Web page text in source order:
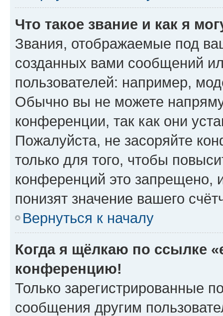
Что такое звание и как я
Звания, отображаемые под
созданных вами сообщений
пользователей: например,
Обычно вы не можете
конференции, так как они
Пожалуйста, не засоряйте
только для того, чтобы
конференций это запрещено,
понизят значение вашего
Вернуться к началу
Когда я щёлкаю по ссылке
конференцию!
Только зарегистрированные
сообщения другим